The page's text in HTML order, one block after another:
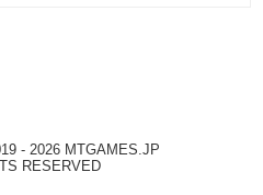
- 2026 MTGAMES.JP
RESERVED